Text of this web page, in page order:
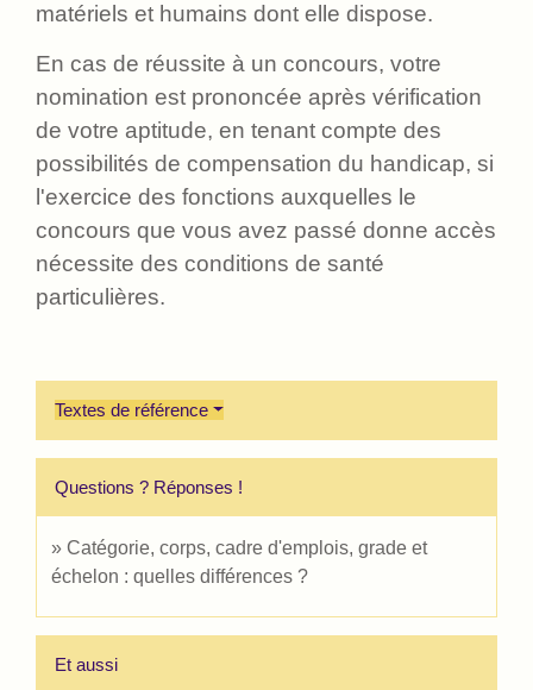
matériels et humains dont elle dispose.
En cas de réussite à un concours, votre
nomination est prononcée après vérification
de votre aptitude, en tenant compte des
possibilités de compensation du handicap, si
l'exercice des fonctions auxquelles le
concours que vous avez passé donne accès
nécessite des conditions de santé
particulières.
Textes de référence
Questions ? Réponses !
Catégorie, corps, cadre d'emplois, grade et
échelon : quelles différences ?
Et aussi